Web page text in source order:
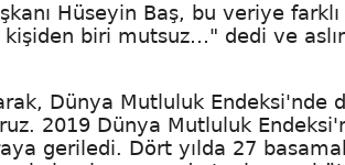
Hüseyin Baş, bu veriye
biri mutsuz…" dedi ve
Dünya Mutluluk Endeksi'nde
2019 Dünya Mutluluk
geriledi. Dört yılda 27